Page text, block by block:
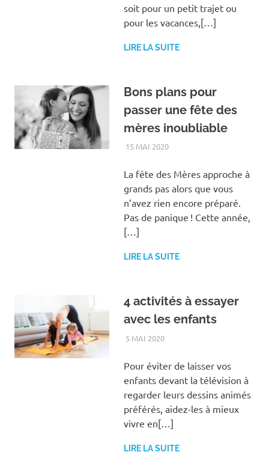
soit pour un petit trajet ou
pour les vacances,[…]
LIRE LA SUITE
Bons plans pour
passer une fête des
mères inoubliable
15 MAI 2020FAMILLE
La fête des Mères approche à
grands pas alors que vous
n’avez rien encore préparé.
Pas de panique ! Cette année,
[…]
LIRE LA SUITE
4 activités à essayer
avec les enfants
5 MAI 2020LOISIRS
Pour éviter de laisser vos
enfants devant la télévision à
regarder leurs dessins animés
préférés, aidez-les à mieux
vivre en[…]
LIRE LA SUITE